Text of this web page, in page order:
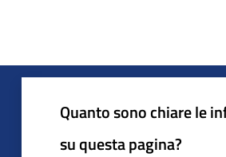
Quanto sono chiare le
su questa pagina?